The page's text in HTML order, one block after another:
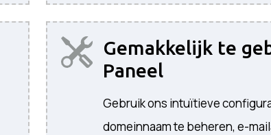
Gemakkelijk te
Paneel
Gebruik ons ​​intuïtieve
domeinnaam te beheren, e-